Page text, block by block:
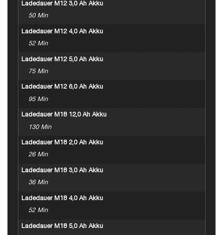
Ladedauer M12 3,0 Ah Akku
50 Min
Ladedauer M12 4,0 Ah Akku
52 Min
Ladedauer M12 5,0 Ah Akku
75 Min
Ladedauer M12 6,0 Ah Akku
95 Min
Ladedauer M18 12,0 Ah Akku
130 Min
Ladedauer M18 2,0 Ah Akku
26 Min
Ladedauer M18 3,0 Ah Akku
36 Min
Ladedauer M18 4,0 Ah Akku
52 Min
Ladedauer M18 5,0 Ah Akku